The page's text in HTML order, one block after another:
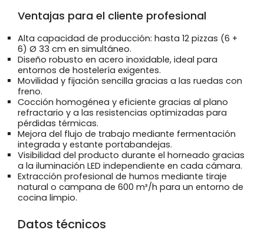
Ventajas para el cliente profesional
Alta capacidad de producción: hasta 12 pizzas (6 +
6) Ø 33 cm en simultáneo.
Diseño robusto en acero inoxidable, ideal para
entornos de hostelería exigentes.
Movilidad y fijación sencilla gracias a las ruedas con
freno.
Cocción homogénea y eficiente gracias al plano
refractario y a las resistencias optimizadas para
pérdidas térmicas.
Mejora del flujo de trabajo mediante fermentación
integrada y estante portabandejas.
Visibilidad del producto durante el horneado gracias
a la iluminación LED independiente en cada cámara.
Extracción profesional de humos mediante tiraje
natural o campana de 600 m³/h para un entorno de
cocina limpio.
Datos técnicos